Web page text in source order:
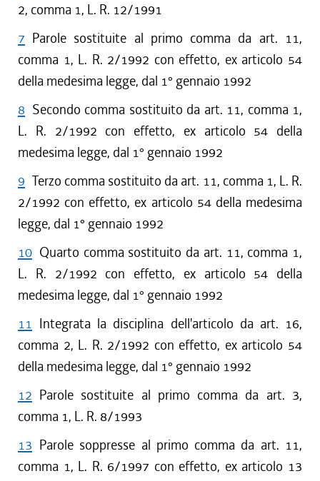
2, comma 1, L. R. 12/1991
7 Parole sostituite al primo comma da art. 11,
comma 1, L. R. 2/1992 con effetto, ex articolo 54
della medesima legge, dal 1° gennaio 1992
8 Secondo comma sostituito da art. 11, comma 1,
L. R. 2/1992 con effetto, ex articolo 54 della
medesima legge, dal 1° gennaio 1992
9 Terzo comma sostituito da art. 11, comma 1, L. R.
2/1992 con effetto, ex articolo 54 della medesima
legge, dal 1° gennaio 1992
10 Quarto comma sostituito da art. 11, comma 1,
L. R. 2/1992 con effetto, ex articolo 54 della
medesima legge, dal 1° gennaio 1992
11 Integrata la disciplina dell'articolo da art. 16,
comma 2, L. R. 2/1992 con effetto, ex articolo 54
della medesima legge, dal 1° gennaio 1992
12 Parole sostituite al primo comma da art. 3,
comma 1, L. R. 8/1993
13 Parole soppresse al primo comma da art. 11,
comma 1, L. R. 6/1997 con effetto, ex articolo 13